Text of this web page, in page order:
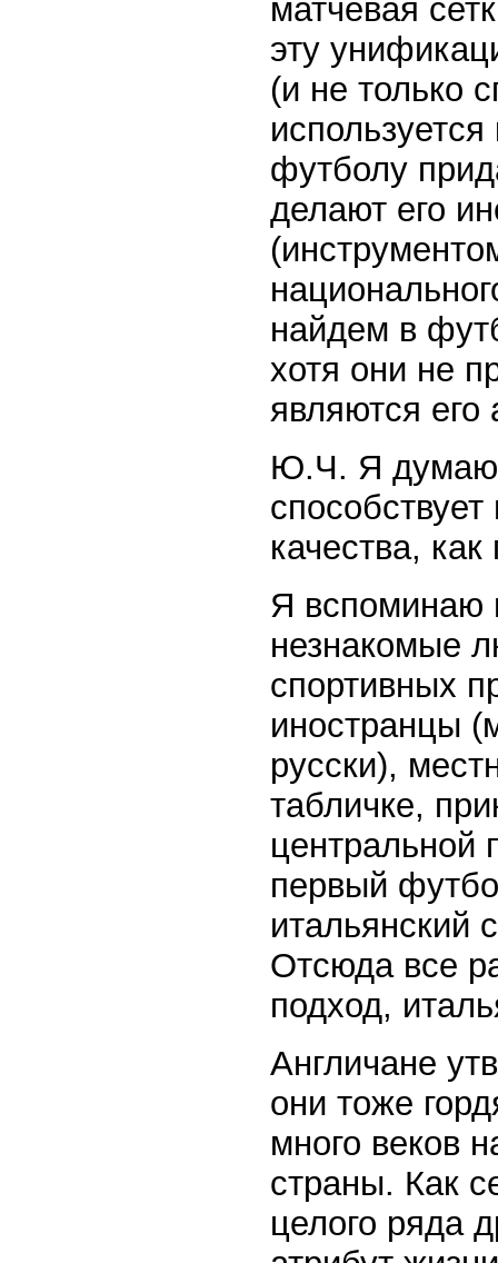
матчевая
эту
(и не только
футболу
делают его
найдем в
хотя они не
являются его
Ю.Ч. Я думаю,
качества,
Я вспоминаю
незнакомые
спортивных
иностранцы
русски),
табличке,
центральной
первый
итальянский
Отсюда все
подход,
Англичане
они тоже
много веков
страны. Как
целого ряда